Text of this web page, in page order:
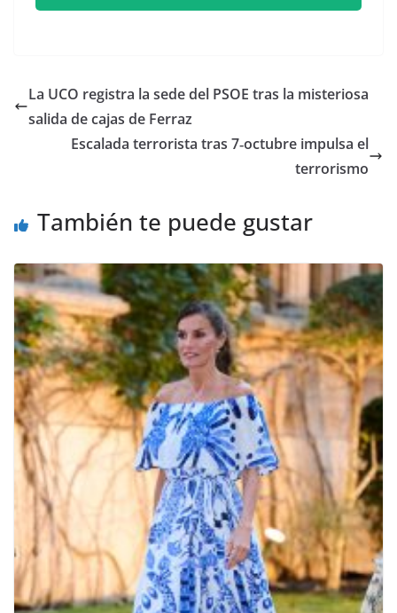
La UCO registra la sede del PSOE tras la misteriosa
salida de cajas de Ferraz
Escalada terrorista tras 7‑octubre impulsa el
terrorismo
También te puede gustar